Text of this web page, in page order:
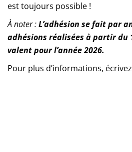
est toujours possible !
À noter :L’adhésion se fait par
adhésions réalisées à partir du
valent pour l’année 2026.
Pour plus d’informations,